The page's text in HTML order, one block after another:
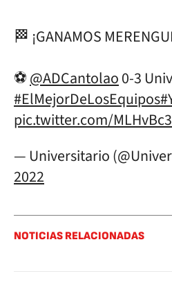
🏁 ¡GANAMOS
⚽@ADCantolao0-3
#ElMejorDeLosEquipos
pic.twitter.com/
— Universitario
2022
NOTICIAS RELACIONADAS